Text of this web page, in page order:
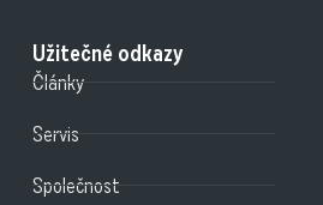
Užitečné odkazy
Články
Servis
Společnost